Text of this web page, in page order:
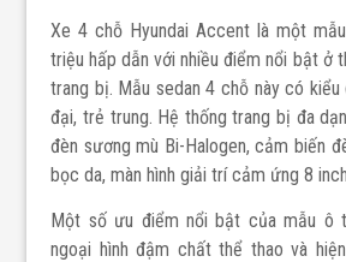
Xe 4 chỗ Hyundai Accent là một
triệu hấp dẫn với nhiều điểm nổi bật ở
trang bị. Mẫu sedan 4 chỗ này có kiểu
đại, trẻ trung. Hệ thống trang bị đa
đèn sương mù Bi-Halogen, cảm biến
bọc da, màn hình giải trí cảm ứng 8
Một số ưu điểm nổi bật của mẫu ô
ngoại hình đậm chất thể thao và